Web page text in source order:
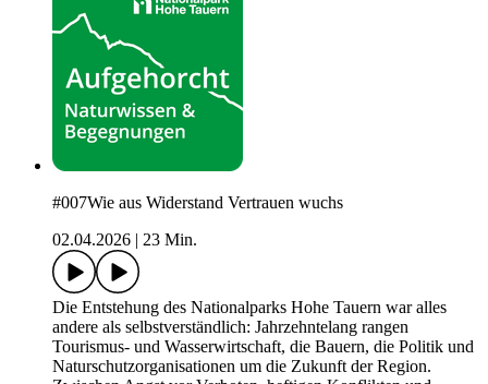
#007Wie aus Widerstand Vertrauen wuchs
02.04.2026
23 Min.
Die Entstehung des Nationalparks Hohe Tauern war alles
andere als selbstverständlich: Jahrzehntelang rangen
Tourismus- und Wasserwirtschaft, die Bauern, die Politik und
Naturschutzorganisationen um die Zukunft der Region.